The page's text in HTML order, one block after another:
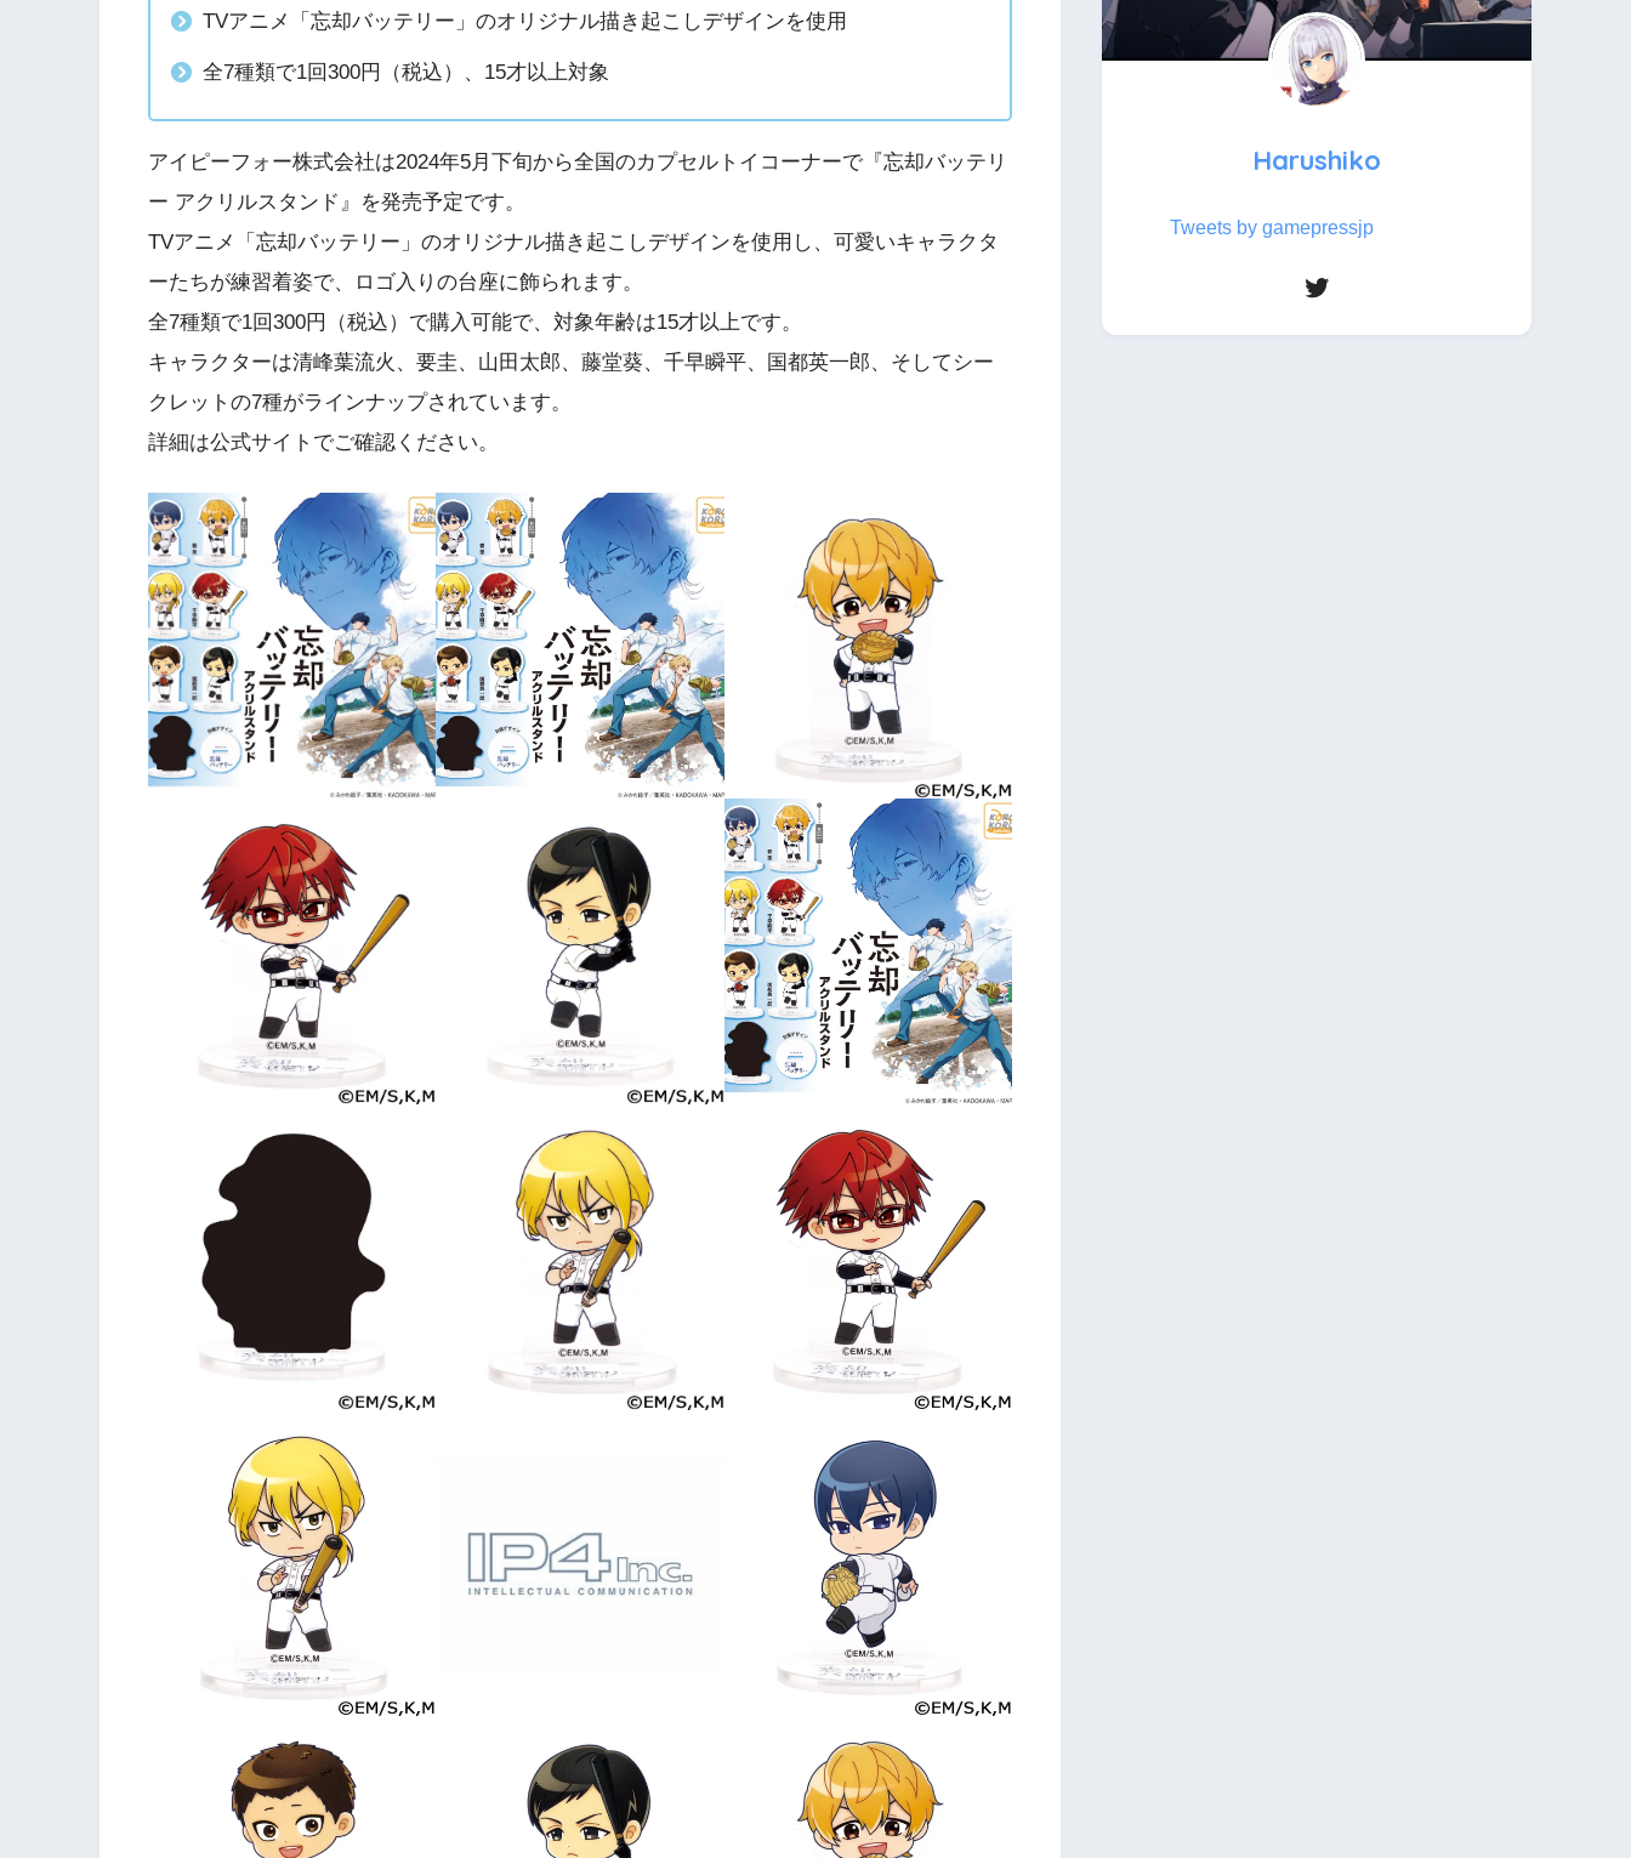
TVアニメ「忘却バッテリー」のオリジナル描き起こしデザインを使用
全7種類で1回300円（税込）、15才以上対象
アイピーフォー株式会社は2024年5月下旬から全国のカプセルトイコーナーで『忘却バッテリ
ー アクリルスタンド』を発売予定です。
TVアニメ「忘却バッテリー」のオリジナル描き起こしデザインを使用し、可愛いキャラクタ
ーたちが練習着姿で、ロゴ入りの台座に飾られます。
全7種類で1回300円（税込）で購入可能で、対象年齢は15才以上です。
キャラクターは清峰葉流火、要圭、山田太郎、藤堂葵、千早瞬平、国都英一郎、そしてシー
クレットの7種がラインナップされています。
詳細は公式サイトでご確認ください。
Harushiko
Tweets by gamepressjp